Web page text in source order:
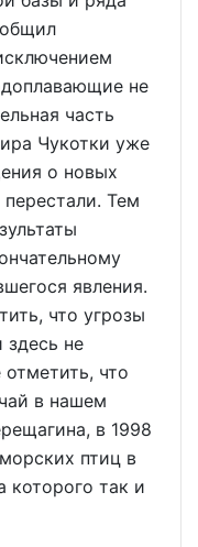
не
часть
Чукотки уже
о новых
перестали. Тем
явления.
что угрозы
здесь не
что
в нашем
в 1998
птиц в
которого так и